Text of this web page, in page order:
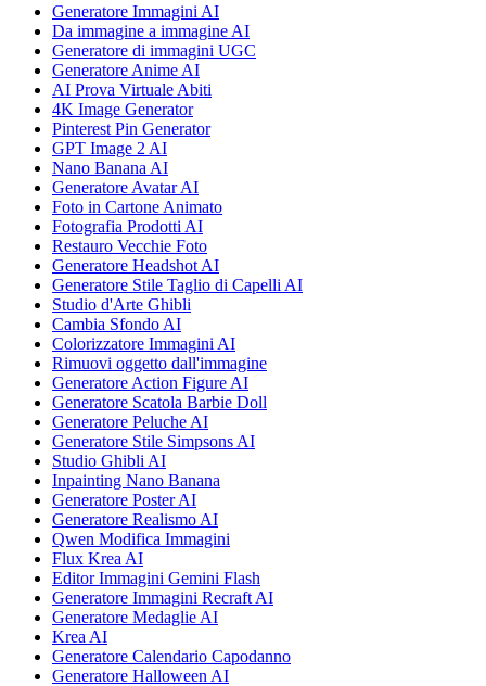
Generatore Immagini AI
Da immagine a immagine AI
Generatore di immagini UGC
Generatore Anime AI
AI Prova Virtuale Abiti
4K Image Generator
Pinterest Pin Generator
GPT Image 2 AI
Nano Banana AI
Generatore Avatar AI
Foto in Cartone Animato
Fotografia Prodotti AI
Restauro Vecchie Foto
Generatore Headshot AI
Generatore Stile Taglio di Capelli AI
Studio d'Arte Ghibli
Cambia Sfondo AI
Colorizzatore Immagini AI
Rimuovi oggetto dall'immagine
Generatore Action Figure AI
Generatore Scatola Barbie Doll
Generatore Peluche AI
Generatore Stile Simpsons AI
Studio Ghibli AI
Inpainting Nano Banana
Generatore Poster AI
Generatore Realismo AI
Qwen Modifica Immagini
Flux Krea AI
Editor Immagini Gemini Flash
Generatore Immagini Recraft AI
Generatore Medaglie AI
Krea AI
Generatore Calendario Capodanno
Generatore Halloween AI